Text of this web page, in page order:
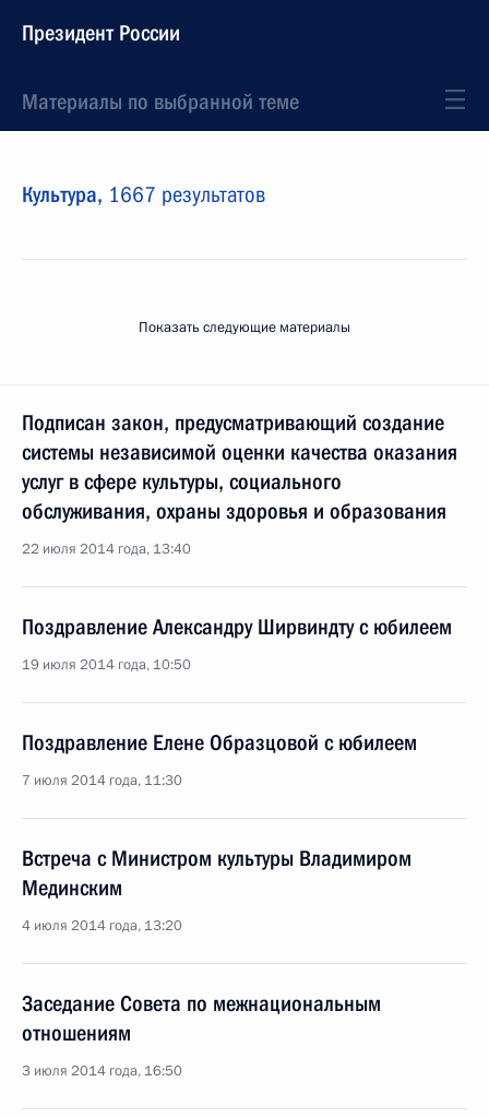
Президент России
Материалы по выбранной теме
Культура, 1667 результатов
Показать следующие материалы
Подписан закон, предусматривающий создание
системы независимой оценки качества оказания
услуг в сфере культуры, социального
обслуживания, охраны здоровья и образования
22 июля 2014 года, 13:40
Поздравление Александру Ширвиндту с юбилеем
19 июля 2014 года, 10:50
Поздравление Елене Образцовой с юбилеем
7 июля 2014 года, 11:30
Встреча с Министром культуры Владимиром
Мединским
4 июля 2014 года, 13:20
Заседание Совета по межнациональным
отношениям
3 июля 2014 года, 16:50